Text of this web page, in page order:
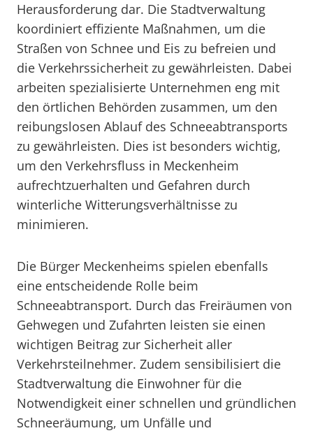
Herausforderung dar. Die Stadtverwaltung
koordiniert effiziente Maßnahmen, um die
Straßen von Schnee und Eis zu befreien und
die Verkehrssicherheit zu gewährleisten. Dabei
arbeiten spezialisierte Unternehmen eng mit
den örtlichen Behörden zusammen, um den
reibungslosen Ablauf des Schneeabtransports
zu gewährleisten. Dies ist besonders wichtig,
um den Verkehrsfluss in Meckenheim
aufrechtzuerhalten und Gefahren durch
winterliche Witterungsverhältnisse zu
minimieren.
Die Bürger Meckenheims spielen ebenfalls
eine entscheidende Rolle beim
Schneeabtransport. Durch das Freiräumen von
Gehwegen und Zufahrten leisten sie einen
wichtigen Beitrag zur Sicherheit aller
Verkehrsteilnehmer. Zudem sensibilisiert die
Stadtverwaltung die Einwohner für die
Notwendigkeit einer schnellen und gründlichen
Schneeräumung, um Unfälle und